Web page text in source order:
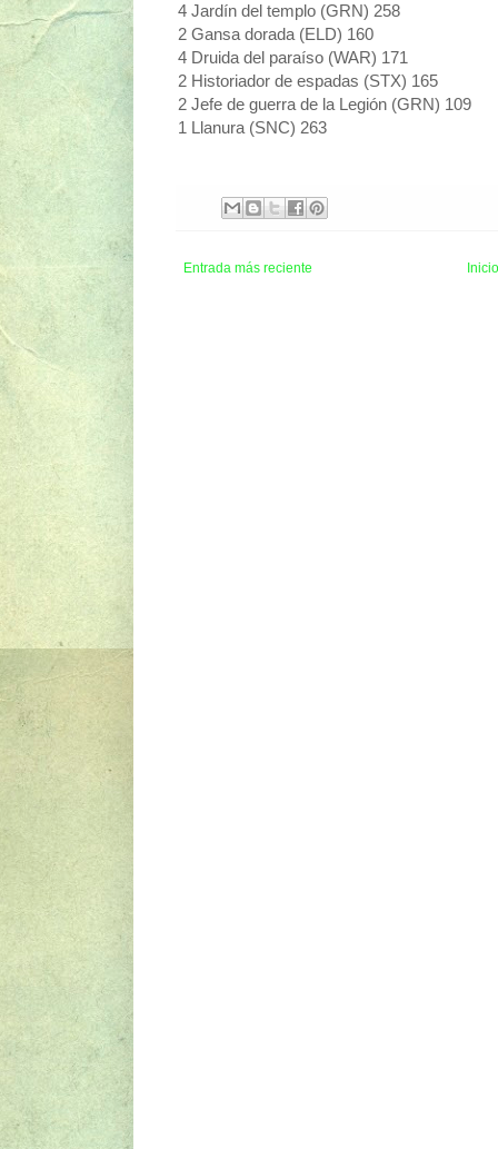
4 Jardín del templo (GRN) 258
2 Gansa dorada (ELD) 160
4 Druida del paraíso (WAR) 171
2 Historiador de espadas (STX) 165
2 Jefe de guerra de la Legión (GRN) 109
1 Llanura (SNC) 263
Entrada más reciente Inicio